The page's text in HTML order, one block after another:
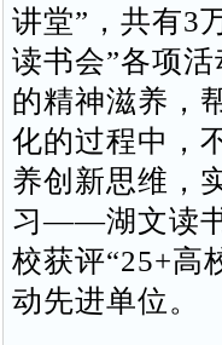
讲堂”，共有3
读书会”各项
的精神滋养，
化的过程中，
养创新思维，
习——湖文读书
校获评“25+高
动先进单位。